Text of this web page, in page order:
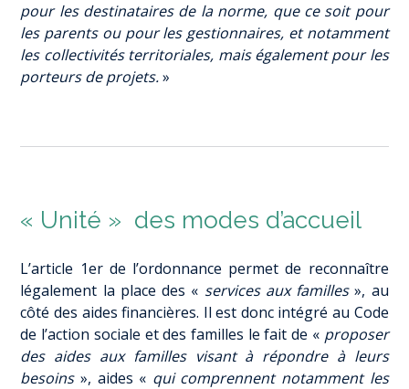
pour les destinataires de la norme, que ce soit pour
les parents ou pour les gestionnaires, et notamment
les collectivités territoriales, mais également pour les
porteurs de projets.»
« Unité » des modes d’accueil
L’article 1er de l’ordonnance permet de reconnaître
légalement la place des « services aux familles», au
côté des aides financières. Il est donc intégré au Code
de l’action sociale et des familles le fait de «proposer
des aides aux familles visant à répondre à leurs
besoins», aides « qui comprennent notamment les